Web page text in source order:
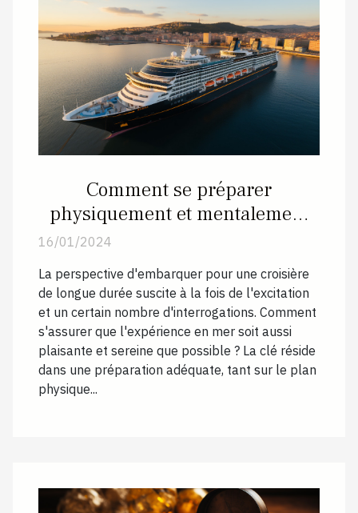
Comment se préparer
physiquement et mentalement
pour une croisière longue durée
16/01/2024
La perspective d'embarquer pour une croisière
de longue durée suscite à la fois de l'excitation
et un certain nombre d'interrogations. Comment
s'assurer que l'expérience en mer soit aussi
plaisante et sereine que possible ? La clé réside
dans une préparation adéquate, tant sur le plan
physique...